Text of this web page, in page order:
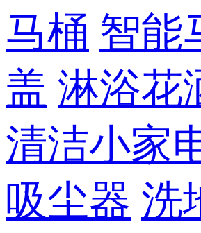
马桶 智能
盖 淋浴花
清洁小家
吸尘器 洗